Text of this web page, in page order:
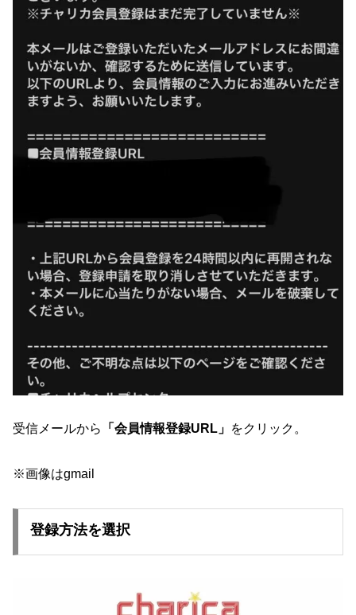
受信メールから 「会員情報登録URL」 をクリック。
※画像はgmail
登録方法を選択